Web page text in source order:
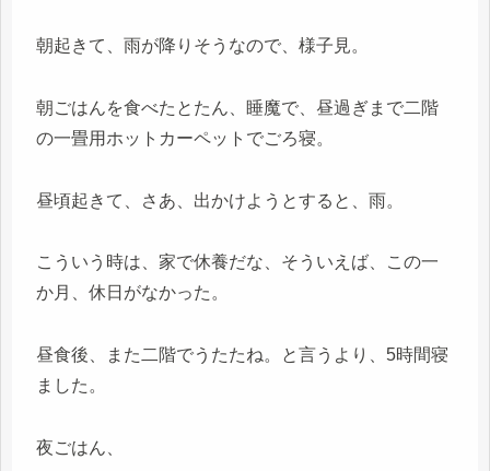
朝起きて、雨が降りそうなので、様子見。
朝ごはんを食べたとたん、睡魔で、昼過ぎまで二階
の一畳用ホットカーペットでごろ寝。
昼頃起きて、さあ、出かけようとすると、雨。
こういう時は、家で休養だな、そういえば、この一
か月、休日がなかった。
昼食後、また二階でうたたね。と言うより、5時間寝
ました。
夜ごはん、